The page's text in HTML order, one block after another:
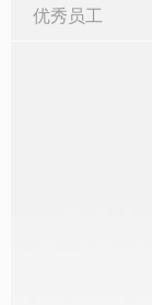
优秀员工